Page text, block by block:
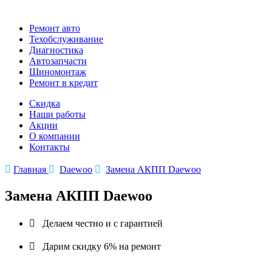
Ремонт авто
Техобслуживание
Диагностика
Автозапчасти
Шиномонтаж
Ремонт в кредит
Скидка
Наши работы
Акции
О компании
Контакты
 Главная  Daewoo  Замена АКПП Daewoo
Замена АКПП Daewoo
 Делаем честно и с гарантией
 Дарим скидку 6% на ремонт